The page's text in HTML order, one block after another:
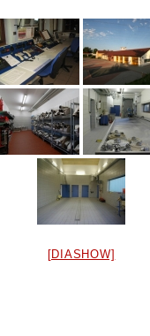
[DIASHOW]